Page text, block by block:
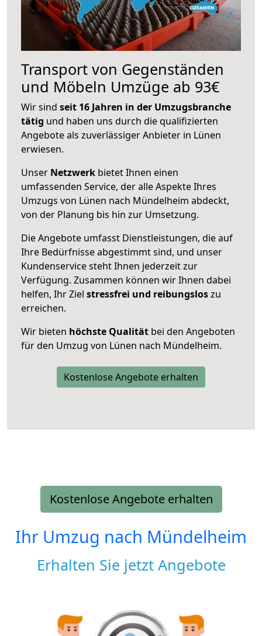
Transport von Gegenständen
und Möbeln Umzüge ab 93€
Wir sind seit 16 Jahren in der Umzugsbranche
tätig und haben uns durch die qualifizierten
Angebote als zuverlässiger Anbieter in Lünen
erwiesen.
Unser Netzwerk bietet Ihnen einen
umfassenden Service, der alle Aspekte Ihres
Umzugs von Lünen nach Mündelheim abdeckt,
von der Planung bis hin zur Umsetzung.
Die Angebote umfasst Dienstleistungen, die auf
Ihre Bedürfnisse abgestimmt sind, und unser
Kundenservice steht Ihnen jederzeit zur
Verfügung. Zusammen können wir Ihnen dabei
helfen, Ihr Ziel stressfrei und reibungsloszu
erreichen.
Wir bieten höchste Qualität bei den Angeboten
für den Umzug von Lünen nach Mündelheim.
Kostenlose Angebote erhalten
Kostenlose Angebote erhalten
Ihr Umzug nach Mündelheim
Erhalten Sie jetzt Angebote